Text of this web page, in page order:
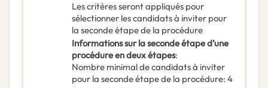
Les critères seront appliqués pour
sélectionner les candidats à inviter pour
la seconde étape de la procédure
Informations sur la seconde étape d’une
procédure en deux étapes:
Nombre minimal de candidats à inviter
pour la seconde étape de la procédure: 4